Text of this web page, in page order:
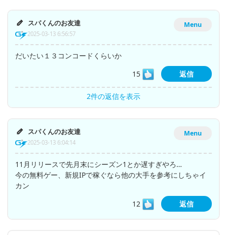
Menu
スパくんのお友達
2025-03-13 6:56:57
だいたい１３コンコードくらいか
15
返信
2件の返信を表示
Menu
スパくんのお友達
2025-03-13 6:04:14
11月リリースで先月末にシーズン1とか遅すぎやろ…
今の無料ゲー、新規IPで稼ぐなら他の大手を参考にしちゃイ
カン
12
返信